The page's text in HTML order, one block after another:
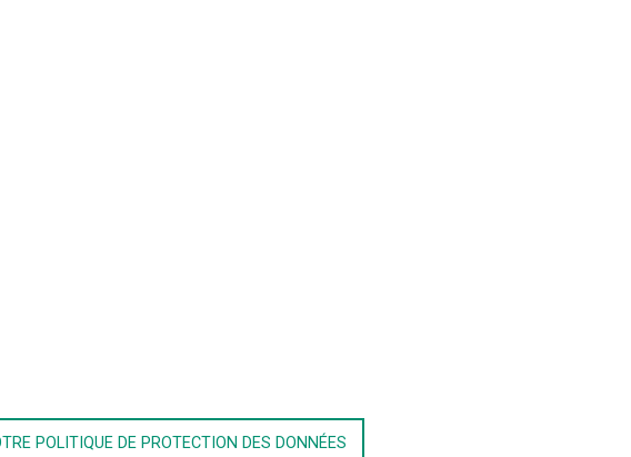
POLITIQUE DE PROTECTION DES DONNÉES